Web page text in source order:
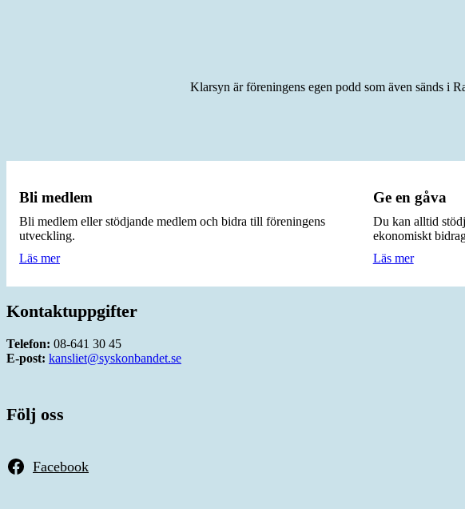
Klarsyn är föreningens egen podd som även sänds i
Bli medlem
Bli medlem eller stödjande medlem och bidra till föreningens
utveckling.
Läs mer
Ge en gåva
Du kan alltid
ekonomiskt
Läs mer
Kontaktuppgifter
Telefon: 08-641 30 45
E-post: kansliet@syskonbandet.se
Följ oss
Facebook